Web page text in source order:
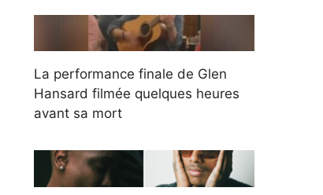
La performance finale de Glen
Hansard filmée quelques heures
avant sa mort